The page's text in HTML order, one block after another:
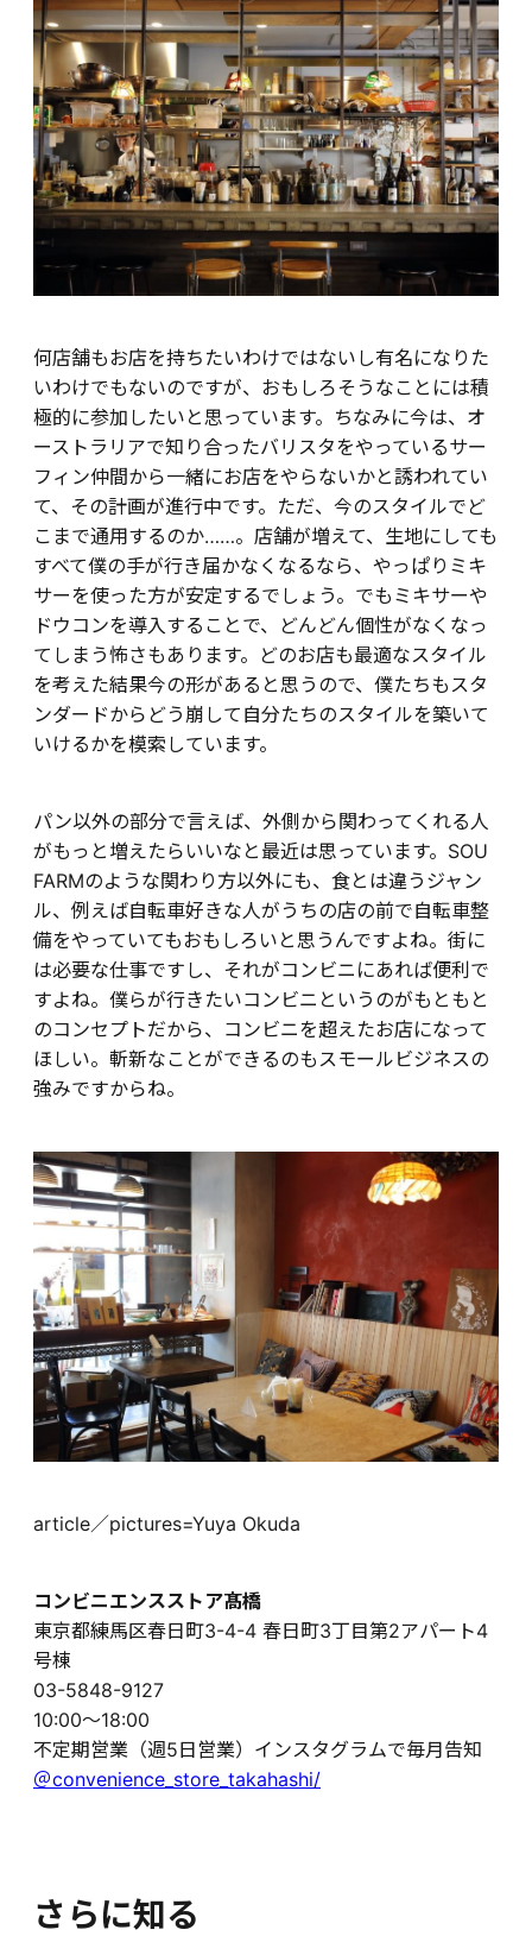
何店舗もお店を持ちたいわけではないし有名になりた
いわけでもないのですが、おもしろそうなことには積
極的に参加したいと思っています。ちなみに今は、オ
ーストラリアで知り合ったバリスタをやっているサー
フィン仲間から一緒にお店をやらないかと誘われてい
て、その計画が進行中です。ただ、今のスタイルでど
こまで通用するのか……。店舗が増えて、生地にしても
すべて僕の手が行き届かなくなるなら、やっぱりミキ
サーを使った方が安定するでしょう。でもミキサーや
ドウコンを導入することで、どんどん個性がなくなっ
てしまう怖さもあります。どのお店も最適なスタイル
を考えた結果今の形があると思うので、僕たちもスタ
ンダードからどう崩して自分たちのスタイルを築いて
いけるかを模索しています。
パン以外の部分で言えば、外側から関わってくれる人
がもっと増えたらいいなと最近は思っています。SOU
FARMのような関わり方以外にも、食とは違うジャン
ル、例えば自転車好きな人がうちの店の前で自転車整
備をやっていてもおもしろいと思うんですよね。街に
は必要な仕事ですし、それがコンビニにあれば便利で
すよね。僕らが行きたいコンビニというのがもともと
のコンセプトだから、コンビニを超えたお店になって
ほしい。斬新なことができるのもスモールビジネスの
強みですからね。
article／pictures=Yuya Okuda
コンビニエンスストア髙橋
東京都練馬区春日町3-4-4 春日町3丁目第2アパート4
号棟
03-5848-9127
10:00～18:00
不定期営業（週5日営業）インスタグラムで毎月告知
＠convenience_store_takahashi/
さらに知る